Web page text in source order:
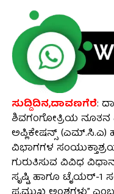
ಸುದ್ದಿದಿನ,ದಾವಣಗೆರೆ:
ಶಿವಗಂಗೋತ್ರಿಯ ನೂತನ
ಅಪ್ಲಿಕೇಷನ್ಸ್ (ಎಮ್.ಸಿ.ಎ)
ವಿಭಾಗಗಳ
ಗುರುತಿಸುವ ವಿವಿಧ
ಸೃಷ್ಟಿ ಹಾಗೂ ಟೈಯರ್-